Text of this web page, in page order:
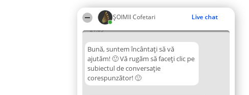
ȘOIMII Cofetari Live chat
21:05
Bună, suntem încântați să vă
ajutăm! 🙂 Vă rugăm să faceți clic pe
subiectul de conversație
corespunzător! 🙂